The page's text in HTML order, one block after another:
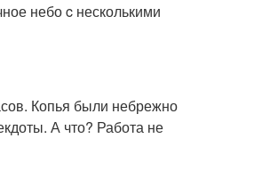
небо c несколькими
Копья были небрежно
А что? Работа не